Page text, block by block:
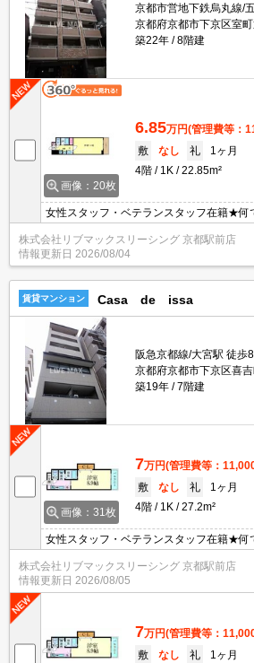
京都市営地下鉄烏丸線/
京都府京都市下京区室
築22年
8階建
画像：20枚
6.85万円(管理費等：
敷
なし 礼
1ヶ月
4階
1K 22.85m²
女性スタッフ・ベテランスタッフ在籍★
株式会社リブマックスリーシング 京都駅前店
情報更新日 2026/08/04
賃貸マンション Casa de issa
阪急京都線/大宮駅 徒歩
京都府京都市下京区喜
築19年
7階建
画像：31枚
7万円(管理費等：
敷
なし 礼
1ヶ月
4階
1K 27.2m²
女性スタッフ・ベテランスタッフ在籍★
株式会社リブマックスリーシング 京都駅前店
情報更新日 2026/08/05
7万円(管理費等：
敷
なし 礼
1ヶ月